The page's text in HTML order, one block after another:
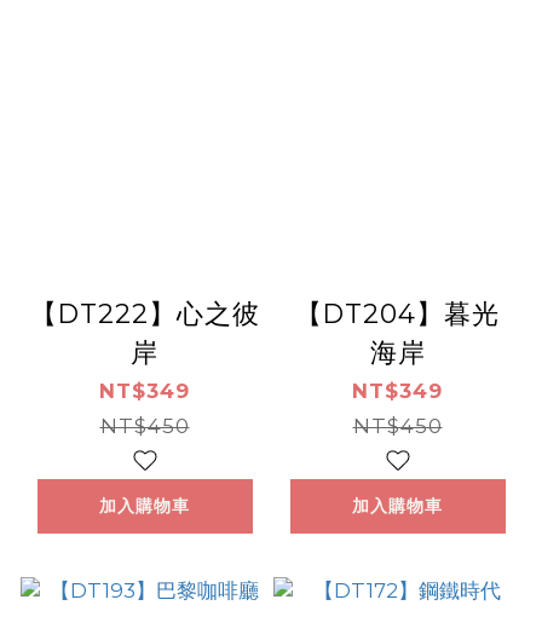
【DT222】心之彼
岸
NT$349
NT$450
加入購物車
【DT204】暮光
海岸
NT$349
NT$450
加入購物車